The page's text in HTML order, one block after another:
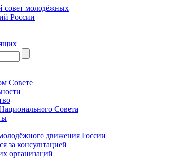
совет молодёжных
России
Совете
Совета
движения России
за консультацией
организаций